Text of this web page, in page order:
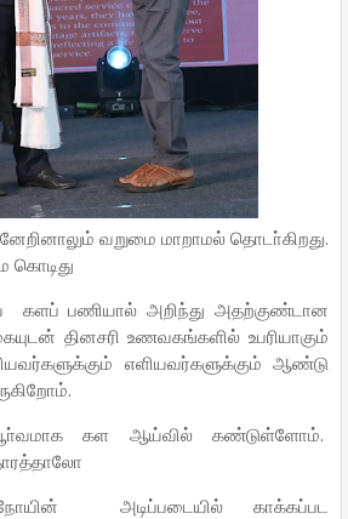
வறுமை மாறாமல் தொடா்கிறது.
கொடிது
களப் பணியால் அறிந்து அதற்குண்டான
தினசரி உணவகங்களில் உபரியாகும்
எளியவர்களுக்கும் ஆண்டு
கள ஆய்வில் கண்டுள்ளோம்.
அடிப்படையில் காக்கப்பட